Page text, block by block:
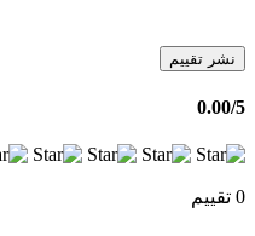
نشر تقييم
0.00/5
0 تقييم